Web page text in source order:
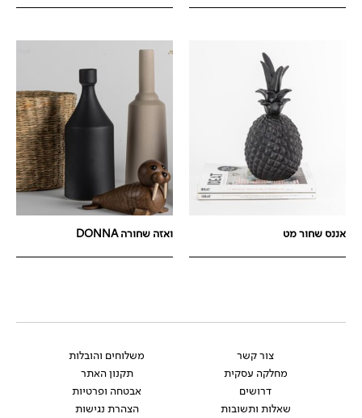
אננס שחור מט ואזה שחורה DONNA
צור קשר
מחלקה עסקית
דרושים
שאלות ותשובות
משלוחים והובלות
תקנון האתר
אבטחה ופרטיות
הצהרת נגישות